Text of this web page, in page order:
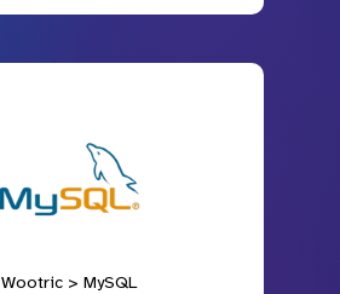
Wootric > MySQL